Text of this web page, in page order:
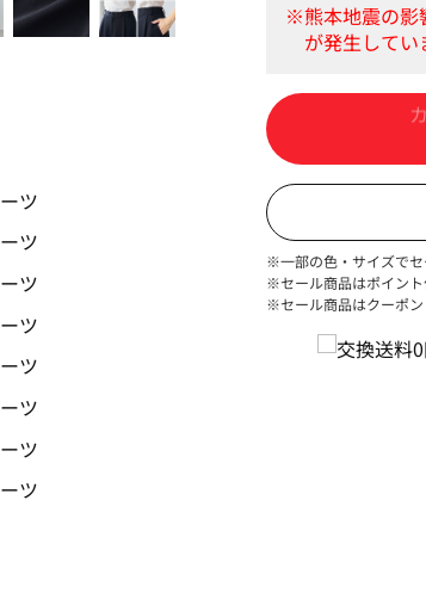
※一部の色・サイズで
※セール商品はポイン
※セール商品はクーポ